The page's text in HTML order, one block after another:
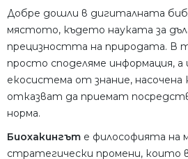
Добре дошли в дигиталната
мястото, където науката за
прецизността на природата. В
просто споделяме информация, а
екосистема от знание,
отказват да приемат
норма.
Биохакингът е философията на
стратегически промени, които